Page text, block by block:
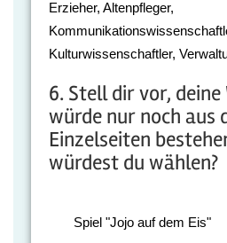
Erzieher, Altenpfleger,
Kulturwissenschaftler,
6. Stell dir vor, deine
würde nur noch aus
Einzelseiten
würdest du wählen?
Spiel "Jojo auf dem Eis"